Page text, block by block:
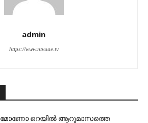
admin
https://www.ntvuae.tv
മോണോ റെയില്‍ ആറുമാസത്തെ